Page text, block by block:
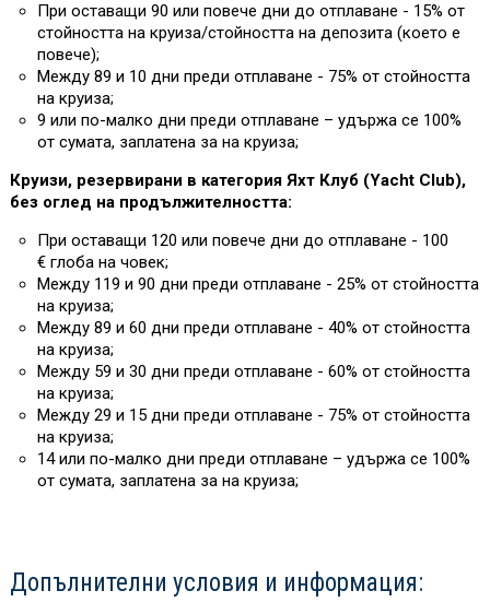
При оставащи 90 или повече дни до отплаване - 15% от
стойността на круиза/стойността на депозита (което е
повече);
Между 89 и 10 дни преди отплаване - 75% от стойността
на круиза;
9 или по-малко дни преди отплаване – удържа се 100%
от сумата, заплатена за на круиза;
Круизи, резервирани в категория Яхт Клуб (Yacht Club),
без оглед на продължителността:
При оставащи 120 или повече дни до отплаване - 100
€ глоба на човек;
Между 119 и 90 дни преди отплаване - 25% от стойността
на круиза;
Между 89 и 60 дни преди отплаване - 40% от стойността
на круиза;
Между 59 и 30 дни преди отплаване - 60% от стойността
на круиза;
Между 29 и 15 дни преди отплаване - 75% от стойността
на круиза;
14 или по-малко дни преди отплаване – удържа се 100%
от сумата, заплатена за на круиза;
Допълнителни условия и информация: